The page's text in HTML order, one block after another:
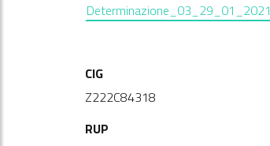
Determinazione_03_29_01_2021
CIG
Z222C84318
RUP